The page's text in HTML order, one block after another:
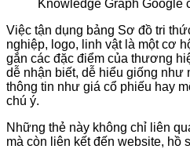
Knowledge Graph Google
Việc tận dụng bảng Sơ đồ tri
nghiệp, logo, linh vật là một cơ
gắn các đặc điểm của thương
dễ nhận biết, dễ hiểu giống như
thông tin như giá cổ phiếu hay
chú ý.
Những thẻ này không chỉ liên
mà còn liên kết đến website, hồ